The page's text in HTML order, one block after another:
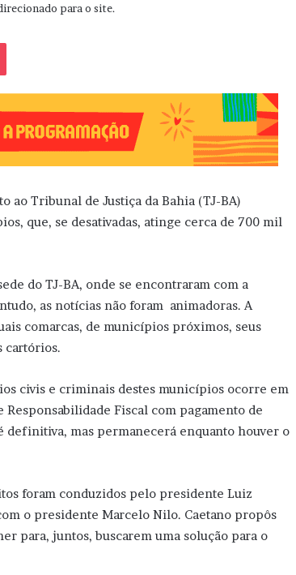
para o site.
ao Tribunal de Justiça da Bahia (TJ-BA)
que, se desativadas, atinge cerca de 700 mil
do TJ-BA, onde se encontraram com a
as notícias não foram animadoras. A
comarcas, de municípios próximos, seus
cartórios.
civis e criminais destes municípios ocorre em
Fiscal com pagamento de
definitiva, mas permanecerá enquanto houver o
foram conduzidos pelo presidente Luiz
o presidente Marcelo Nilo. Caetano propôs
para, juntos, buscarem uma solução para o